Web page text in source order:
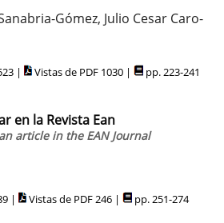
Gómez, Julio Cesar Caro-
| Vistas de PDF 1030 | pp. 223-241
en la Revista Ean
article in the EAN Journal
| Vistas de PDF 246 | pp. 251-274